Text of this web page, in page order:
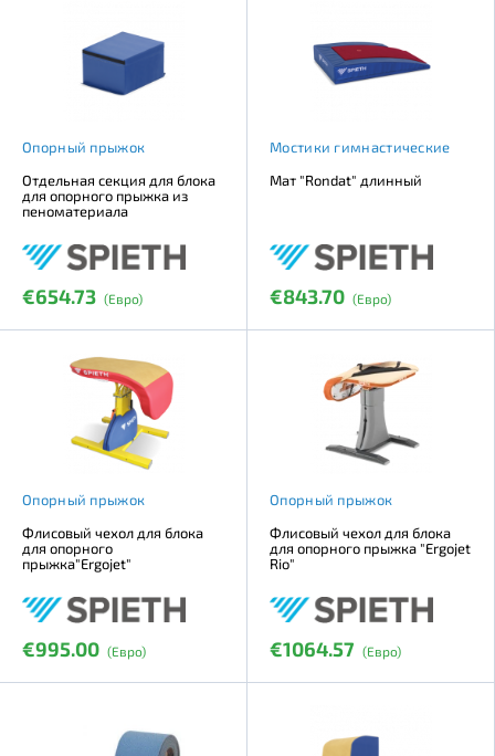
Опорный прыжок
Отдельная секция для блока
для опорного прыжка из
пеноматериала
€654.73 (Евро)
Мостики гимнастические
Мат "Rondat" длинный
€843.70 (Евро)
Опорный прыжок
Флисовый чехол для блока
для опорного
прыжка"Ergojet"
€995.00 (Евро)
Опорный прыжок
Флисовый чехол для блока
для опорного прыжка "Ergojet
Rio"
€1064.57 (Евро)